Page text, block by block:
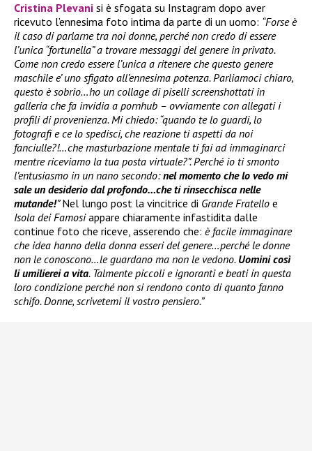
Cristina Plevani si è sfogata su Instagram dopo aver
ricevuto l’ennesima foto intima da parte di un uomo: “Forse è
il caso di parlarne tra noi donne, perché non credo di essere
l’unica “fortunella” a trovare messaggi del genere in privato.
Come non credo essere l’unica a ritenere che questo genere
maschile e’ uno sfigato all’ennesima potenza. Parliamoci chiaro,
questo è sobrio…ho un collage di piselli screenshottati in
galleria che fa invidia a pornhub – ovviamente con allegati i
profili di provenienza. Mi chiedo: “quando te lo guardi, lo
fotografi e ce lo spedisci, che reazione ti aspetti da noi
fanciulle?!…che masturbazione mentale ti fai ad immaginarci
mentre riceviamo la tua posta virtuale?”. Perché io ti smonto
l’entusiasmo in un nano secondo:nel momento che lo vedo mi
sale un desiderio dal profondo…che ti rinsecchisca nelle
mutande!”Nel lungo post la vincitrice di Grande Fratello e
Isola dei Famosiappare chiaramente infastidita dalle
continue foto che riceve, asserendo che: è facile immaginare
che idea hanno della donna esseri del genere…perché le donne
non le conoscono…le guardano ma non le vedono. Uomini così
li umilierei a vita. Talmente piccoli e ignoranti e beati in questa
loro condizione perché non si rendono conto di quanto fanno
schifo. Donne, scrivetemi il vostro pensiero.”